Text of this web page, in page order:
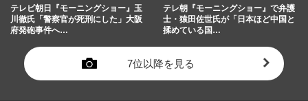
テレビ朝日『モーニングショー』玉
川徹氏「警察官が死刑にした」大阪
府発砲事件へ…
テレ朝『モーニングショー』で弁護
士・猿田佐世氏が「日本ほど中国と
揉めている国…
7位以降を見る